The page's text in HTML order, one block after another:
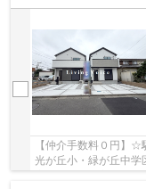
【仲介手数料０円
光が丘小・緑が丘中
宅 ☆収納豊富な間取